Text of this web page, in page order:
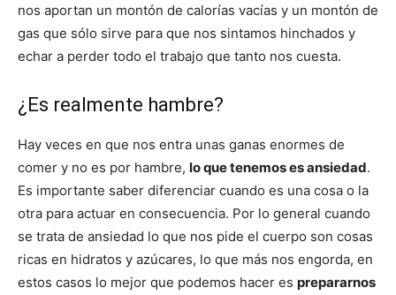
nos aportan un montón de calorías vacías y un montón de
gas que sólo sirve para que nos sintamos hinchados y
echar a perder todo el trabajo que tanto nos cuesta.
¿Es realmente hambre?
Hay veces en que nos entra unas ganas enormes de
comer y no es por hambre, lo que tenemos es ansiedad.
Es importante saber diferenciar cuando es una cosa o la
otra para actuar en consecuencia. Por lo general cuando
se trata de ansiedad lo que nos pide el cuerpo son cosas
ricas en hidratos y azúcares, lo que más nos engorda, en
estos casos lo mejor que podemos hacer es prepararnos